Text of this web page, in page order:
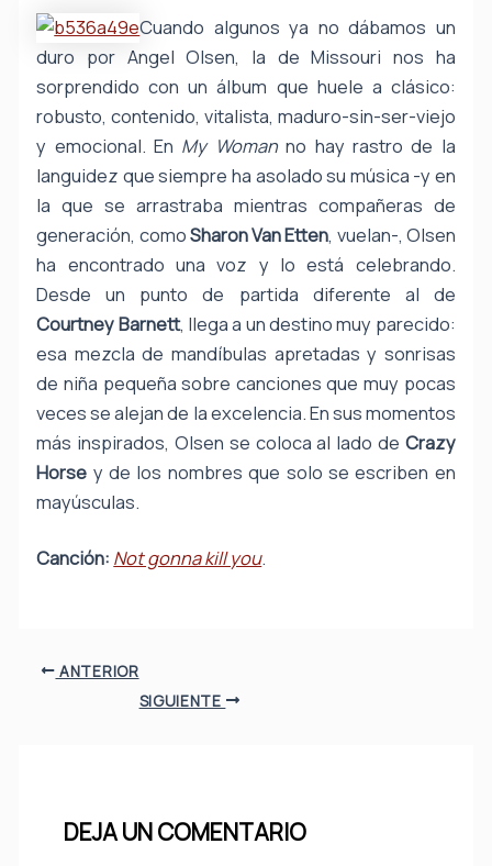
Cuando algunos ya no dábamos un
duro por Angel Olsen, la de Missouri nos ha
sorprendido con un álbum que huele a clásico:
robusto, contenido, vitalista, maduro-sin-ser-viejo
y emocional. En My Womanno hay rastro de la
languidez que siempre ha asolado su música -y en
la que se arrastraba mientras compañeras de
generación, comoSharon Van Etten, vuelan-, Olsen
ha encontrado una voz y lo está celebrando.
Desde un punto de partida diferente al de
CourtneyBarnett, llega a un destino muy parecido:
esa mezcla de mandíbulas apretadas y sonrisas
de niña pequeña sobre canciones que muy pocas
veces se alejan de la excelencia. En sus momentos
más inspirados, Olsen se coloca al lado de Crazy
Horse y de los nombres que solo se escriben en
mayúsculas.
Canción: Not gonna kill you.
ANTERIOR
SIGUIENTE
DEJA UN COMENTARIO